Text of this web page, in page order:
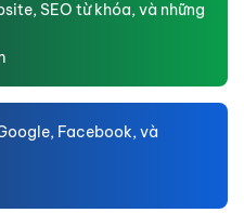
SEO từ khóa, và những
Facebook, và